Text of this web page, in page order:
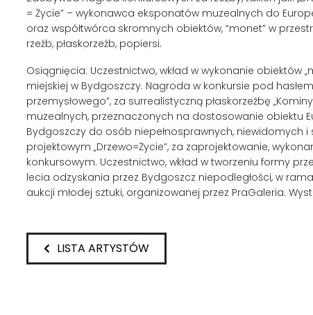
= Życie” – wykonawca eksponatów muzealnych do
oraz współtwórca skromnych obiektów, “monet” w
rzeźb, płaskorzeźb, popiersi.
Osiągnięcia: Uczestnictwo, wkład w wykonanie obiektów
miejskiej w Bydgoszczy. Nagroda w konkursie pod
przemysłowego”, za surrealistyczną płaskorzeźbę
muzealnych, przeznaczonych na dostosowanie obiektu
Bydgoszczy do osób niepełnosprawnych, niewidomych i
projektowym „Drzewo=Życie”, za zaprojektowanie,
konkursowym. Uczestnictwo, wkład w tworzeniu formy
lecia odzyskania przez Bydgoszcz niepodległości, w
aukcji młodej sztuki, organizowanej przez PraGaleria.
LISTA ARTYSTÓW